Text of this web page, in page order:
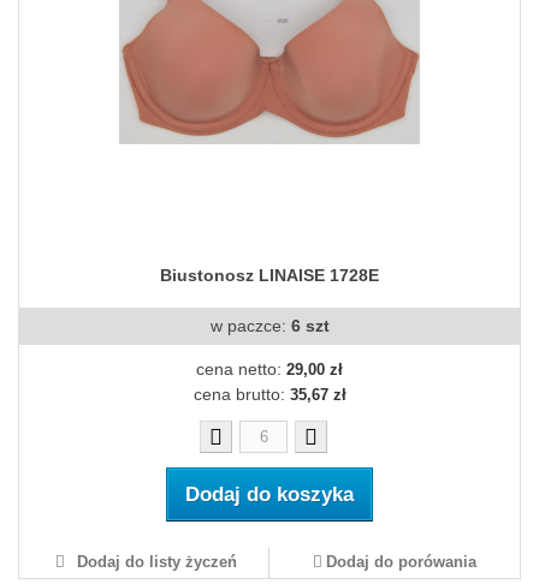
Biustonosz LINAISE 1728E
w paczce: 6 szt
cena netto: 29,00 zł
cena brutto: 35,67 zł
Dodaj do koszyka
Dodaj do listy życzeń Dodaj do porówania